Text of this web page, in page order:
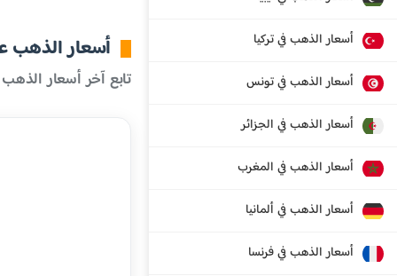
أسعار الذهب في تركيا
أسعار الذهب في تونس
أسعار الذهب في الجزائر
أسعار الذهب في المغرب
أسعار الذهب في ألمانيا
أسعار الذهب في فرنسا
أسعار الذهب
تابع آخر أسعار